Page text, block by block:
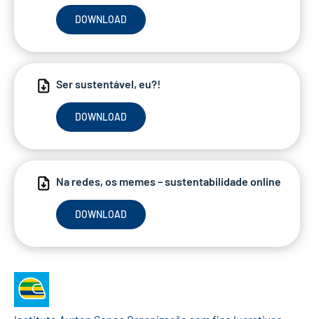
DOWNLOAD
Ser sustentável, eu?!
DOWNLOAD
Na redes, os memes – sustentabilidade online
DOWNLOAD